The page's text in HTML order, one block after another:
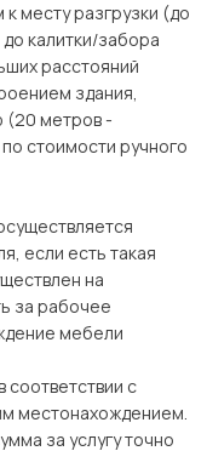
месту разгрузки (до
калитки/забора
расстояний
здания,
(20 метров -
стоимости ручного
если есть такая
на
за рабочее
мебели
с
местонахождением.
за услугу точно